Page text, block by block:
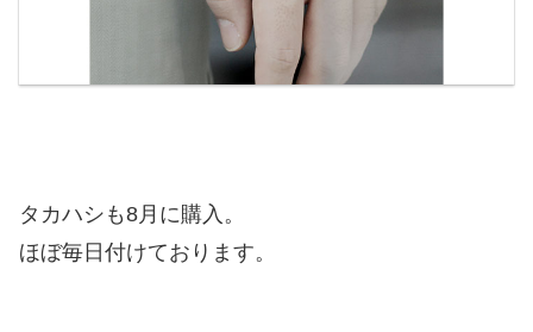
タカハシも8月に購入。
ほぼ毎日付けております。